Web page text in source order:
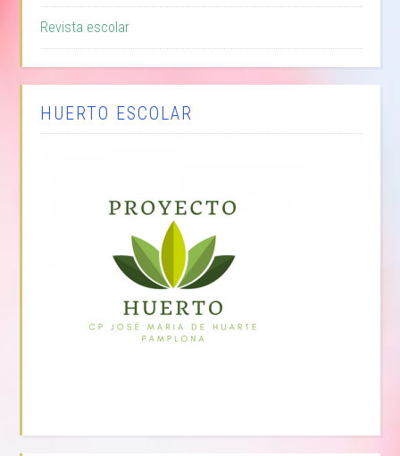
Revista escolar
HUERTO ESCOLAR